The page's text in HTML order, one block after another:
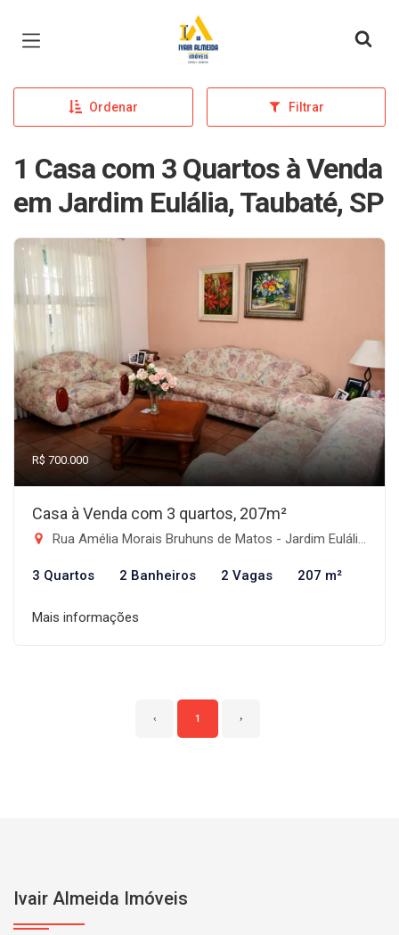
Página inicial
Ordenar Filtrar
1 Casa com 3 Quartos à Venda
em Jardim Eulália, Taubaté, SP
R$ 700.000
Casa à Venda com 3 quartos, 207m²
Rua Amélia Morais Bruhuns de Matos - Jardim Eulália, Taubaté-SP
3 Quartos 2 Banheiros 2 Vagas 207 m²
Mais informações
‹ 1 ›
Ivair Almeida Imóveis